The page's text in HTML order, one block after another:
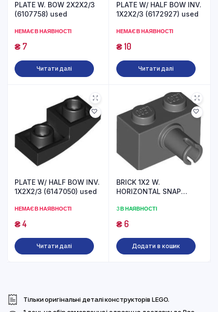
PLATE W. BOW 2X2X2/3
(6107758) used
НЕМАЄ В НАЯВНОСТІ
₴7
Читати далі
PLATE W/ HALF BOW INV.
1X2X2/3 (6172927) used
НЕМАЄ В НАЯВНОСТІ
₴10
Читати далі
PLATE W/ HALF BOW INV.
1X2X2/3 (6147050) used
НЕМАЄ В НАЯВНОСТІ
₴4
Читати далі
BRICK 1X2 W.
HORIZONTAL SNAP
3 В НАЯВНОСТІ
₴6
Додати в кошик
Тільки оригінальні деталі конструкторів LEGO.